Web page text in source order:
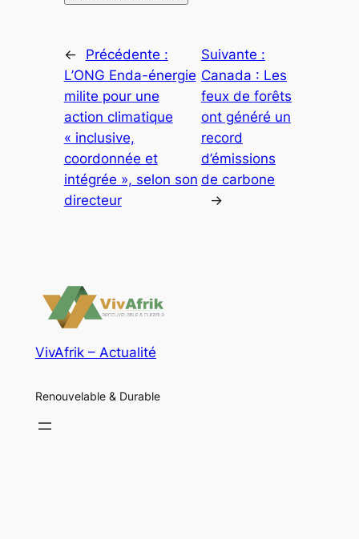
←
Précédente :
L’ONG Enda-énergie
milite pour une
action climatique
« inclusive,
coordonnée et
intégrée », selon son
directeur
Suivante :
Canada : Les
feux de forêts
ont généré un
record
d’émissions
de carbone
→
VivAfrik – Actualité
Renouvelable & Durable